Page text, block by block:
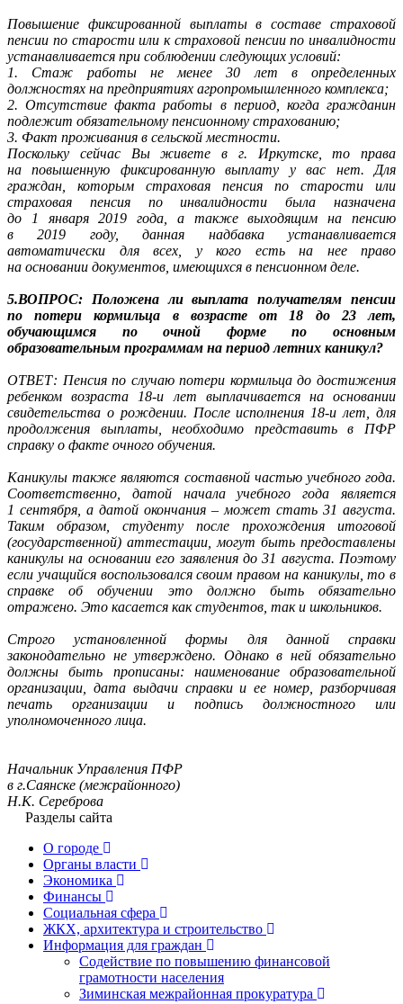
Повышение фиксированной выплаты в составе страховой
пенсии по старости или к страховой пенсии по инвалидности
устанавливается при соблюдении следующих условий:
1. Стаж работы не менее 30 лет в определенных
должностях на предприятиях агропромышленного комплекса;
2. Отсутствие факта работы в период, когда гражданин
подлежит обязательному пенсионному страхованию;
3. Факт проживания в сельской местности.
Поскольку сейчас Вы живете в г. Иркутске, то права
на повышенную фиксированную выплату у вас нет. Для
граждан, которым страховая пенсия по старости или
страховая пенсия по инвалидности была назначена
до 1 января 2019 года, а также выходящим на пенсию
в 2019 году, данная надбавка устанавливается
автоматически для всех, у кого есть на нее право
на основании документов, имеющихся в пенсионном деле.
5.ВОПРОС: Положена ли выплата получателям пенсии
по потери кормильца в возрасте от 18 до 23 лет,
обучающимся по очной форме по основным
образовательным программам на период летних каникул?
ОТВЕТ: Пенсия по случаю потери кормильца до достижения
ребенком возраста 18-и лет выплачивается на основании
свидетельства о рождении. После исполнения 18-и лет, для
продолжения выплаты, необходимо представить в ПФР
справку о факте очного обучения.
Каникулы также являются составной частью учебного года.
Соответственно, датой начала учебного года является
1 сентября, а датой окончания – может стать 31 августа.
Таким образом, студенту после прохождения итоговой
(государственной) аттестации, могут быть предоставлены
каникулы на основании его заявления до 31 августа. Поэтому
если учащийся воспользовался своим правом на каникулы, то в
справке об обучении это должно быть обязательно
отражено. Это касается как студентов, так и школьников.
Строго установленной формы для данной справки
законодательно не утверждено. Однако в ней обязательно
должны быть прописаны: наименование образовательной
организации, дата выдачи справки и ее номер, разборчивая
печать организации и подпись должностного или
уполномоченного лица.
Начальник Управления ПФР
в г.Саянске (межрайонного)
Н.К. Сереброва
Разделы сайта
О городе
Органы власти
Экономика
Финансы
Социальная сфера
ЖКХ, архитектура и строительство
Информация для граждан
Содействие по повышению финансовой
грамотности населения
Зиминская межрайонная прокуратура